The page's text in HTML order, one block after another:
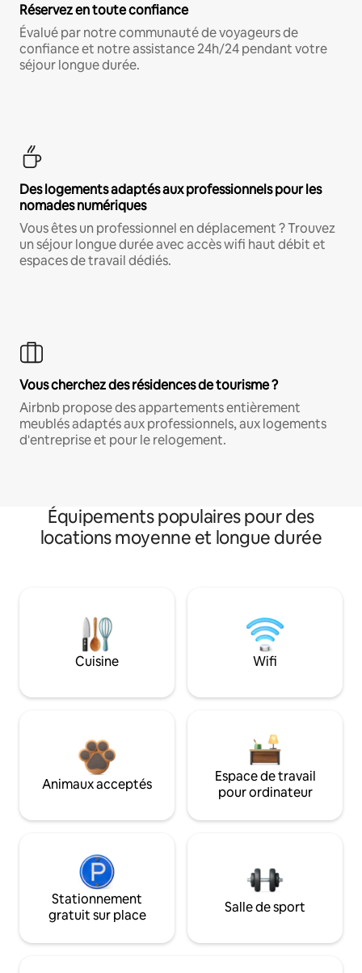
Réservez en toute confiance
Évalué par notre communauté de voyageurs de
confiance et notre assistance 24h/24 pendant votre
séjour longue durée.
Des logements adaptés aux professionnels pour les
nomades numériques
Vous êtes un professionnel en déplacement ? Trouvez
un séjour longue durée avec accès wifi haut débit et
espaces de travail dédiés.
Vous cherchez des résidences de tourisme ?
Airbnb propose des appartements entièrement
meublés adaptés aux professionnels, aux logements
d'entreprise et pour le relogement.
Équipements populaires pour des
locations moyenne et longue durée
Cuisine Wifi
Animaux acceptés
Espace de travail
pour ordinateur
Stationnement
gratuit sur place
Salle de sport